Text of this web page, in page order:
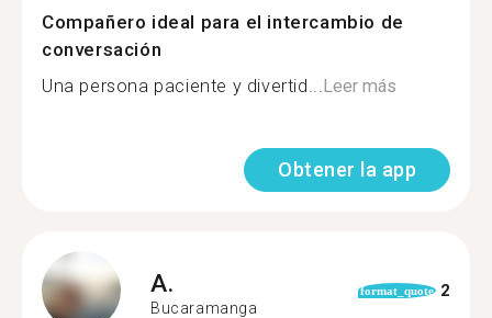
Compañero ideal para el intercambio de
conversación
Una persona paciente y divertid...Leer más
Obtener la app
A.
Bucaramanga
format_quote 2